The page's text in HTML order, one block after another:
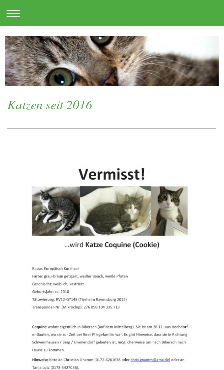
Katzen seit 2016